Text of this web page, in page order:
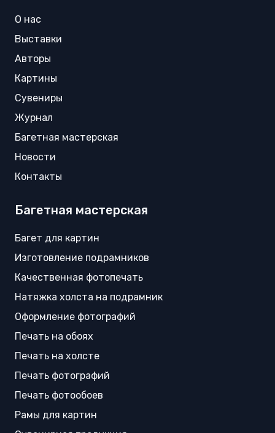
О нас
Выставки
Авторы
Картины
Сувениры
Журнал
Багетная мастерская
Новости
Контакты
Багетная мастерская
Багет для картин
Изготовление подрамников
Качественная фотопечать
Натяжка холста на подрамник
Оформление фотографий
Печать на обоях
Печать на холсте
Печать фотографий
Печать фотообоев
Рамы для картин